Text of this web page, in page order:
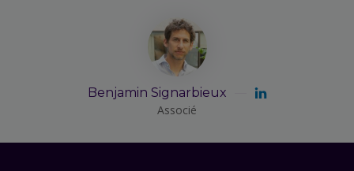
Benjamin Signarbieux
Associé